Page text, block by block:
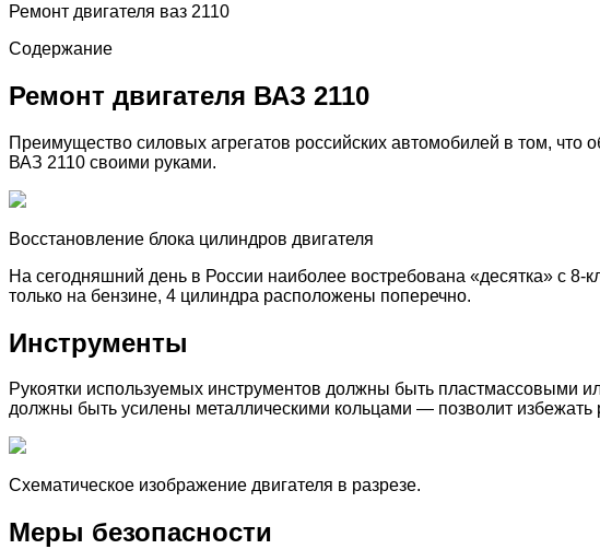
Ремонт двигателя ваз 2110
Содержание
Ремонт двигателя ВАЗ 2110
Преимущество силовых агрегатов российских автомобилей в том, что
ВАЗ 2110 своими руками.
Восстановление блока цилиндров двигателя
На сегодняшний день в России наиболее востребована «десятка» с
только на бензине, 4 цилиндра расположены поперечно.
Инструменты
Рукоятки используемых инструментов должны быть пластмассовыми
должны быть усилены металлическими кольцами — позволит избежать
Схематическое изображение двигателя в разрезе.
Меры безопасности